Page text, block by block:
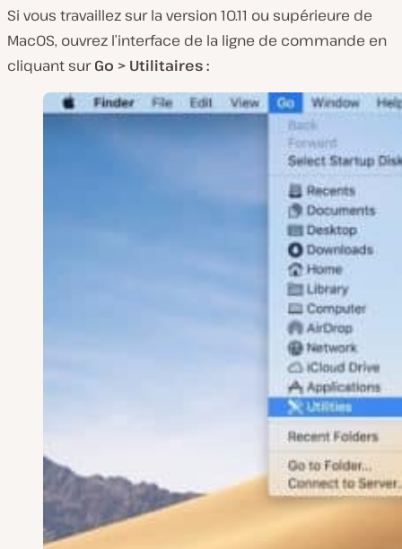
Si vous travaillez sur la version 10.11 ou supérieure de
MacOS, ouvrez l’interface de la ligne de commande en
cliquant surGo > Utilitaires :